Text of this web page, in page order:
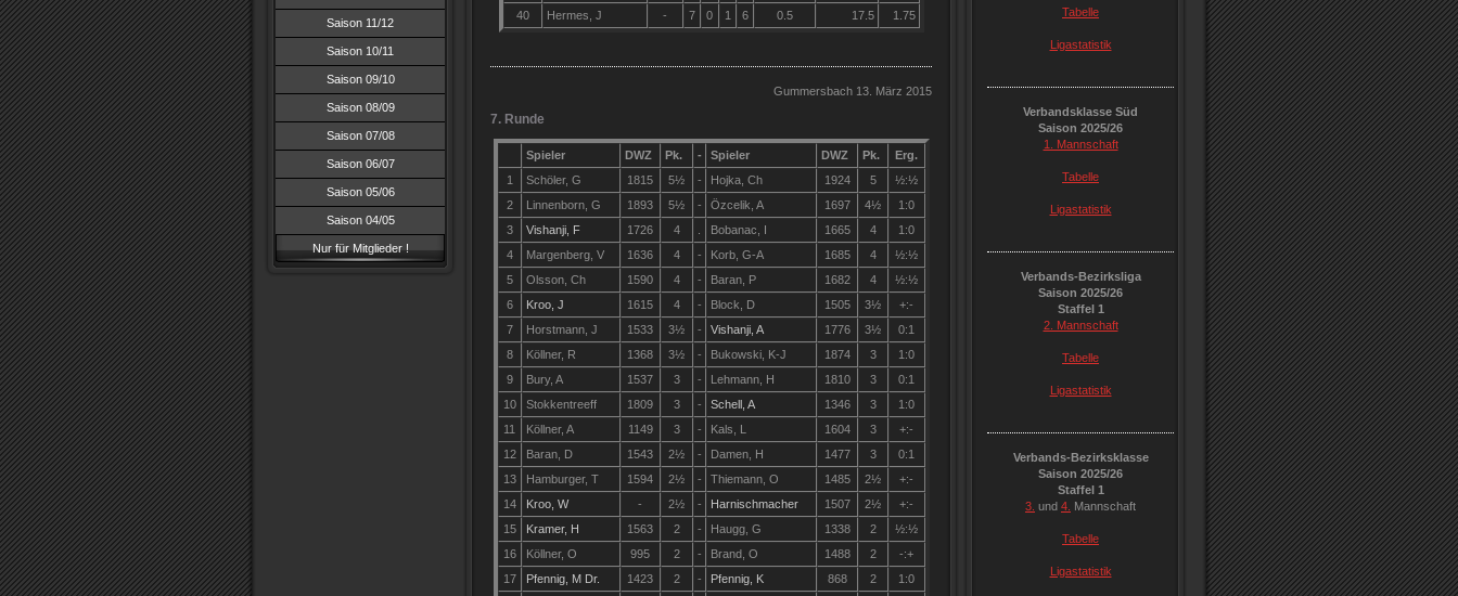
Saison 11/12
Saison 10/11
Saison 09/10
Saison 08/09
Saison 07/08
Saison 06/07
Saison 05/06
Saison 04/05
Nur für Mitglieder !
40
Hermes, J - 7 0 1 6 0.5 17.5 1.75
Gummersbach 13. März 2015
7. Runde
Spieler DWZ Pk. - Spieler DWZ Pk.
Erg.
1
Schöler, G 1815 5½ - Hojka, Ch 1924 5 ½:½
2
Linnenborn, G 1893 5½ - Özcelik, A 1697 4½ 1 :0
3
Vishanji, F 1726 4 Bobanac, I 1665 4 1 :0
4
Margenberg, V 1636 4 - Korb, G-A 1685 4 ½:½
5
Olsson, Ch 1590 4 - Baran, P 1682 4 ½:½
6
Kroo, J 1615 4 - Block, D 1505 3½ +:-
7
Horstmann, J 1533 3½ - Vishanji, A 1776 3½ 0:1
8
Köllner, R 1368 3½ - Bukowski, K-J 1874 3 1 :0
9
Bury, A 1537 3 - Lehmann, H 1810 3 0:1
10
Stokkentreeff 1809 3 - Schell, A 1346 3 1 :0
11
Köllner, A 1149 3 - Kals, L 1604 3
+:-
12
Baran, D 1543 2½ - Damen, H 1477 3 0:1
13
Hamburger, T 1594 2½ - Thiemann, O 1485 2½
+:-
14
Kroo, W - 2½ - Harnischmacher 1507 2½
+:-
15
Kramer, H 1563 2 - Haugg, G 1338 2 ½:½
16
Köllner, O 995 2 - Brand, O 1488 2
-:+
17
Pfennig, M Dr. 1423 2 - Pfennig, K 868 2 1 :0
Tabelle
Ligastatistik
Verbandsklasse Süd
Saison 2025/26
1. Mannschaft
Tabelle
Ligastatistik
Verbands-Bezirksliga
Saison 2025/26
Staffel 1
2. Mannschaft
Tabelle
Ligastatistik
Verbands-Bezirksklasse
Saison 2025/26
Staffel 1
3. und 4. Mannschaft
Tabelle
Ligastatistik